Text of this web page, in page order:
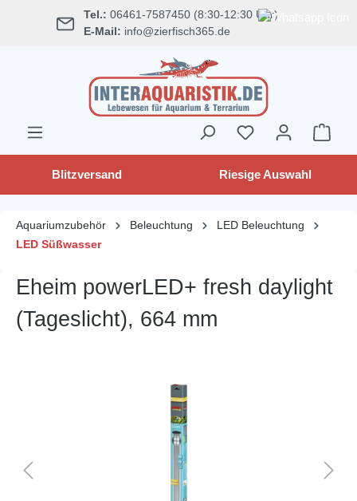
springen Tel.: 06461-7587450 (8:30-12:30 Uhr)
E-Mail: info@zierfisch365.de
Blitzversand Riesige Auswahl
Aquariumzubehör Beleuchtung
LED Beleuchtung
LED Süßwasser
Eheim powerLED+ fresh daylight
(Tageslicht), 664 mm